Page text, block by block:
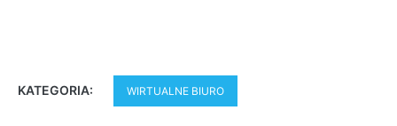
KATEGORIA: WIRTUALNE BIURO